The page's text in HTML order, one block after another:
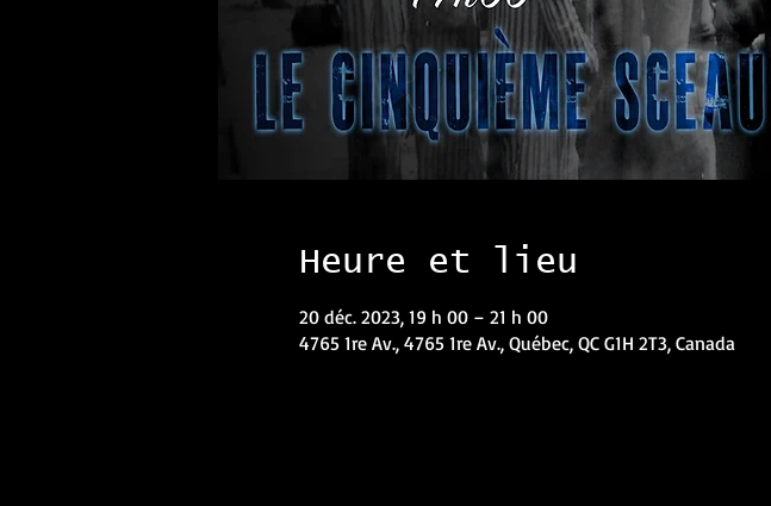
Heure et lieu
20 déc. 2023, 19 h 00 – 21 h 00
4765 1re Av., 4765 1re Av., Québec, QC G1H 2T3, Canada